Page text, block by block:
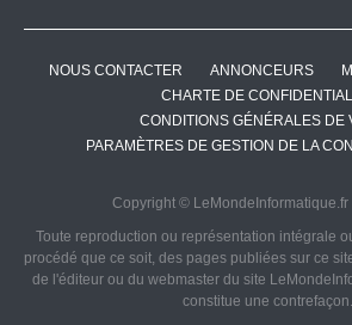
NOUS CONTACTER ANNONCEURS
CHARTE DE
CONDITIONS GÉNÉRALES DE
PARAMÈTRES DE GESTION DE LA
Copyright © LeMondeInformatique.fr
Toute reproduction ou représentation intégrale
procédé que ce soit, des pages publiées sur ce
de l'éditeur ou du webmaster du site
constitue une contrefaçon.